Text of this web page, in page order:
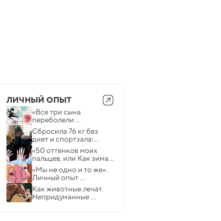
ЛИЧНЫЙ ОПЫТ
«Все три сына
переболели
коронавирусной
пневмонией». Личный
опыт
Сбросила 76 кг без
диет и спортзала:
история
удивительного
похудения
«50 оттенков моих
пальцев, или Как зима
превращает жизнь в
ад». Личный опыт
«Мы не одно и то же».
Личный опыт
двойняшек
Как животные лечат.
Непридуманные
истории и научные
факты о зоотерапии